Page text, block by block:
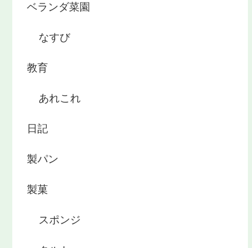
ベランダ菜園
なすび
教育
あれこれ
日記
製パン
製菓
スポンジ